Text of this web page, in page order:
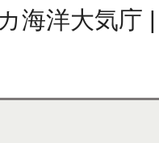
海洋大気庁